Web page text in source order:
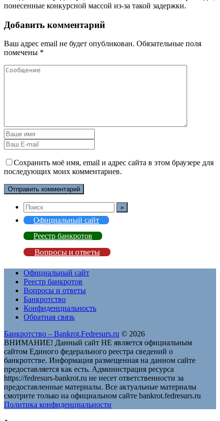
понесенные конкурсной массой из-за такой задержки.
Добавить комментарий
Ваш адрес email не будет опубликован. Обязательные поля
помечены *
Сохранить моё имя, email и адрес сайта в этом браузере для
последующих моих комментариев.
Официальный сайт
Реестр банкротов
Вопросы и ответы
Официальный сайт
Реестр банкротов
Вопросы и ответы
Банкротство
Конфиденциальность
Обратная связь
Банкротство – Bankrot.Fedresurs.ru © 2026
ВНИМАНИЕ! Данный сайт НЕ является официальным
сайтом Единого федерального реестра сведений о
банкротстве. Информация размещенная на данном сайте
предоставляется как есть. Администрация ресурса
https://fedresurs-bankrot.ru не несет ответственности за
предоставленные материалы. Все актуальные материалы
смотрите только на официальном сайте bankrot.fedresurs.ru
Политика конфиденциальности